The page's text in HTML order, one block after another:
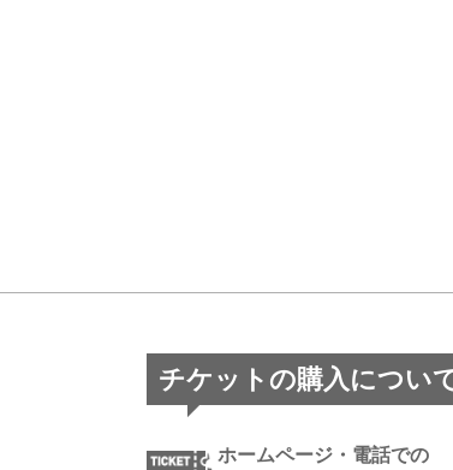
チケットの購入につい
ホームページ・電話での